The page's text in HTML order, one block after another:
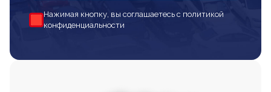
Нажимая кнопку, вы соглашаетесь с политикой
конфиденциальности